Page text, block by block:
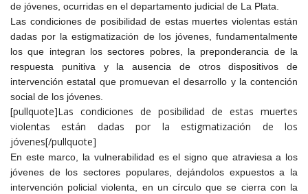
de jóvenes, ocurridas en el departamento judicial de La Plata.
Las condiciones de posibilidad de estas muertes violentas están
dadas por la estigmatización de los jóvenes, fundamentalmente
los que integran los sectores pobres, la preponderancia de la
respuesta punitiva y la ausencia de otros dispositivos de
intervención estatal que promuevan el desarrollo y la contención
social de los jóvenes.
[pullquote]Las condiciones de posibilidad de estas muertes
violentas están dadas por la estigmatización de los
jóvenes[/pullquote]
En este marco, la vulnerabilidad es el signo que atraviesa a los
jóvenes de los sectores populares, dejándolos expuestos a la
intervención policial violenta, en un círculo que se cierra con la